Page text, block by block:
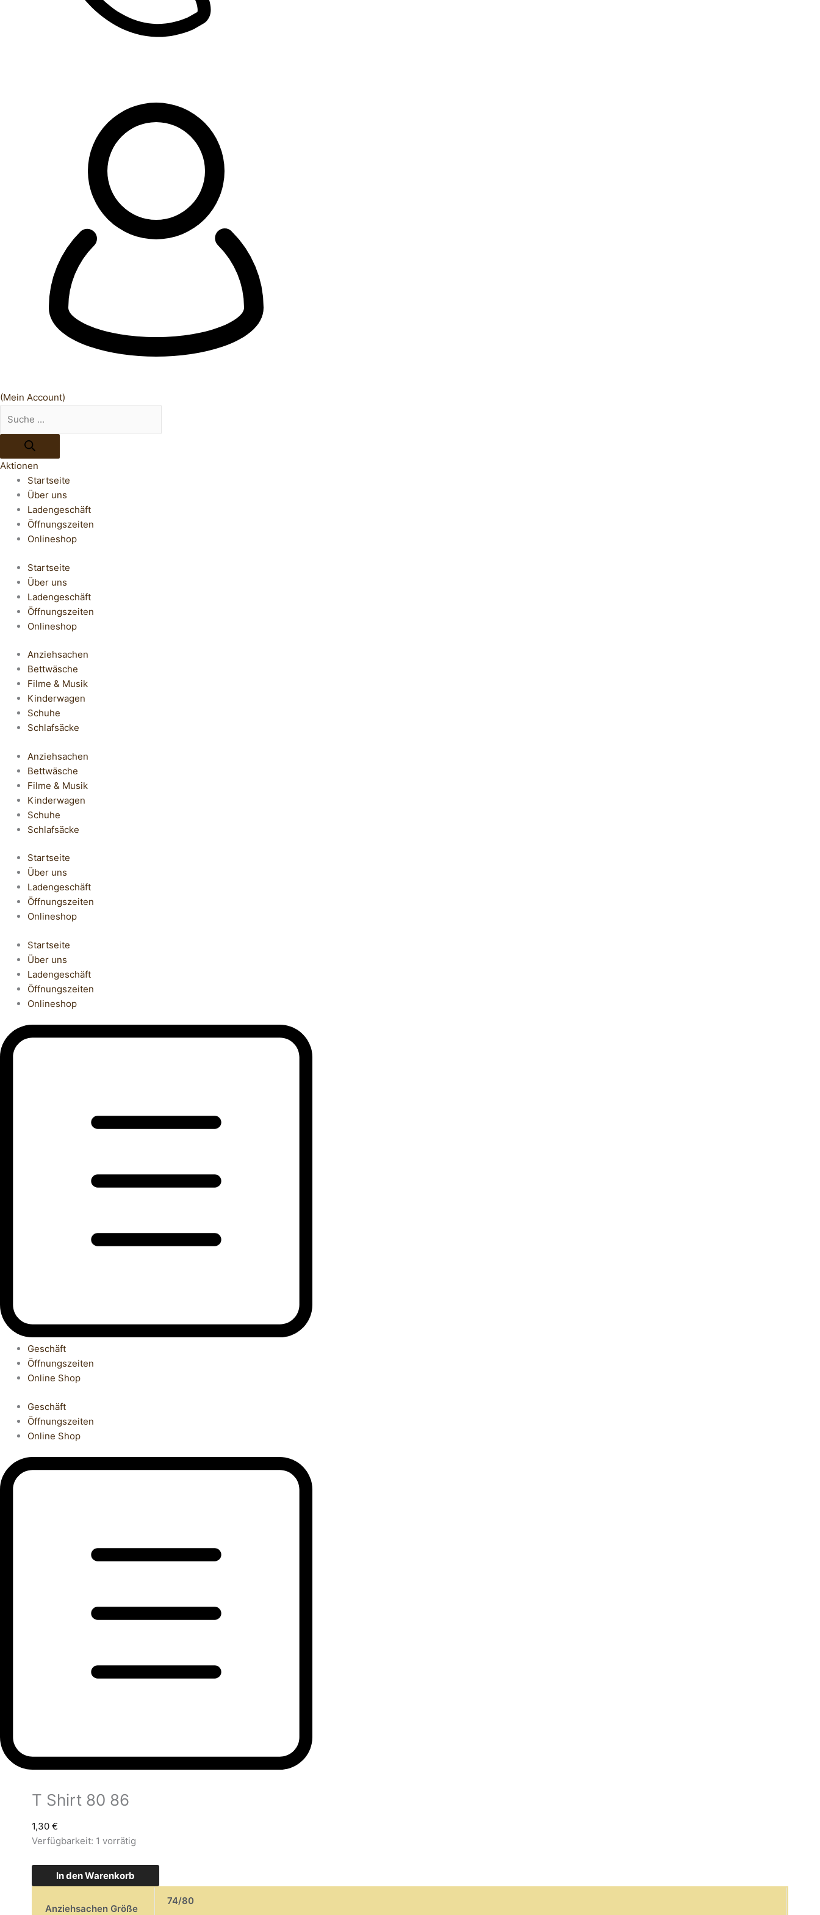
(Mein Account)
Aktionen
Startseite
Über uns
Ladengeschäft
Öffnungszeiten
Onlineshop
Startseite
Über uns
Ladengeschäft
Öffnungszeiten
Onlineshop
Anziehsachen
Bettwäsche
Filme & Musik
Kinderwagen
Schuhe
Schlafsäcke
Anziehsachen
Bettwäsche
Filme & Musik
Kinderwagen
Schuhe
Schlafsäcke
Startseite
Über uns
Ladengeschäft
Öffnungszeiten
Onlineshop
Startseite
Über uns
Ladengeschäft
Öffnungszeiten
Onlineshop
Geschäft
Öffnungszeiten
Online Shop
Geschäft
Öffnungszeiten
Online Shop
T Shirt 80 86
1,30 €
Verfügbarkeit: 1 vorrätig
In den Warenkorb
Anziehsachen Größe
74/80